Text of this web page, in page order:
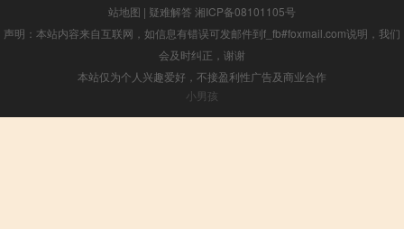
站地图 | 疑难解答 湘ICP备08101105号
声明：本站内容来自互联网，如信息有错误可发邮件到f_fb#foxmail.com说明，我们
会及时纠正，谢谢
本站仅为个人兴趣爱好，不接盈利性广告及商业合作
小男孩